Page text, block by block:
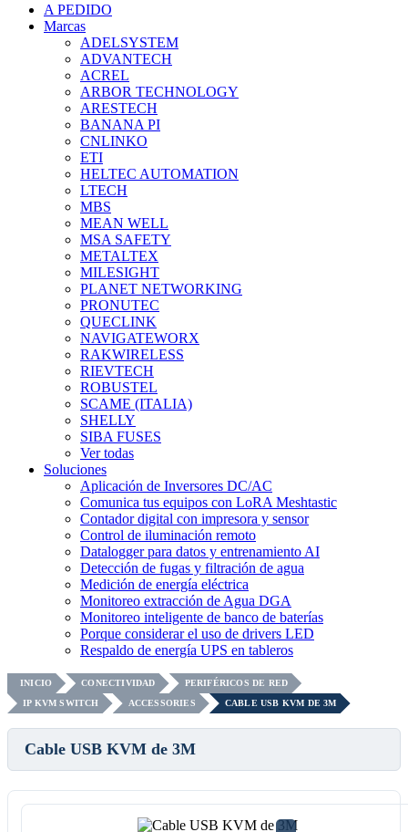
A PEDIDO
Marcas
ADELSYSTEM
ADVANTECH
ACREL
ARBOR TECHNOLOGY
ARESTECH
BANANA PI
CNLINKO
ETI
HELTEC AUTOMATION
LTECH
MBS
MEAN WELL
MSA SAFETY
METALTEX
MILESIGHT
PLANET NETWORKING
PRONUTEC
QUECLINK
NAVIGATEWORX
RAKWIRELESS
RIEVTECH
ROBUSTEL
SCAME (ITALIA)
SHELLY
SIBA FUSES
Ver todas
Soluciones
Aplicación de Inversores DC/AC
Comunica tus equipos con LoRA Meshtastic
Contador digital con impresora y sensor
Control de iluminación remoto
Datalogger para datos y entrenamiento AI
Detección de fugas y filtración de agua
Medición de energía eléctrica
Monitoreo extracción de Agua DGA
Monitoreo inteligente de banco de baterías
Porque considerar el uso de drivers LED
Respaldo de energía UPS en tableros
INICIO CONECTIVIDAD
PERIFÉRICOS DE RED
IP KVM SWITCH
ACCESSORIES CABLE USB KVM DE 3M
Cable USB KVM de 3M